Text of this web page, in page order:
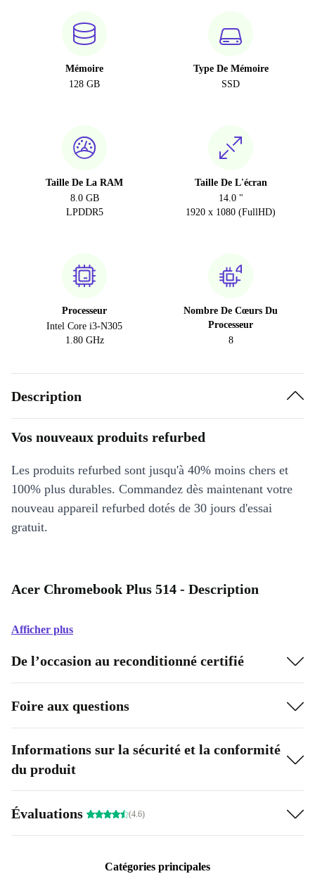
Mémoire
128 GB
Type De Mémoire
SSD
Taille De La RAM
8.0 GB
LPDDR5
Taille De L'écran
14.0 "
1920 x 1080 (FullHD)
Processeur
Intel Core i3-N305
1.80 GHz
Nombre De Cœurs Du
Processeur
8
Description
Vos nouveaux produits refurbed
Les produits refurbed sont jusqu'à 40% moins chers et
100% plus durables. Commandez dès maintenant votre
nouveau appareil refurbed dotés de 30 jours d'essai
gratuit.
Acer Chromebook Plus 514 - Description
Afficher plus
De l’occasion au reconditionné certifié
Foire aux questions
Informations sur la sécurité et la conformité
du produit
Évaluations (4.6)
Catégories principales